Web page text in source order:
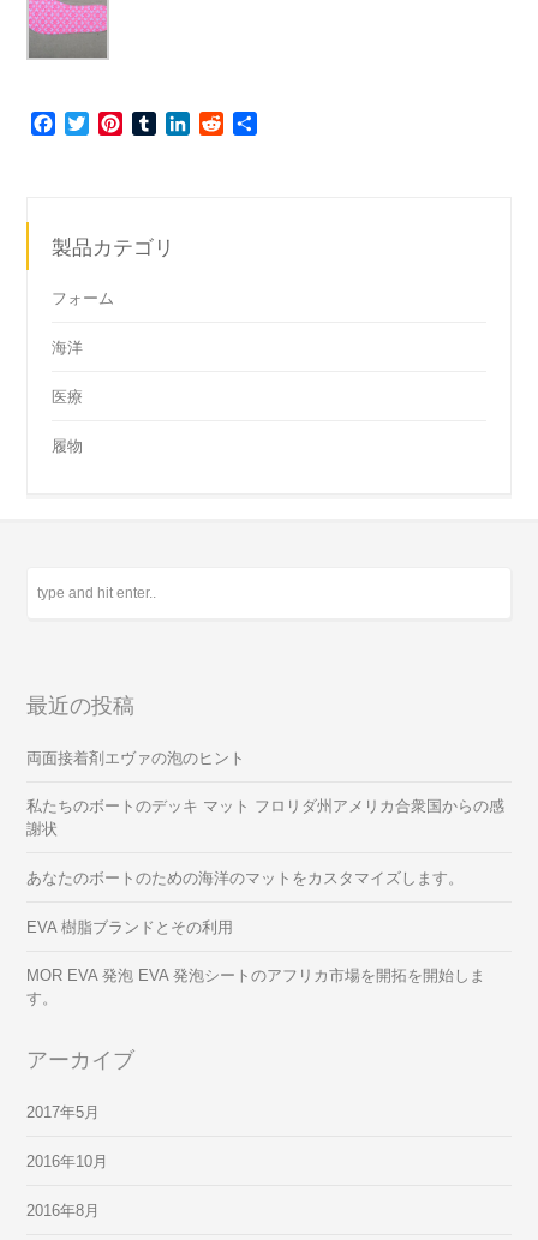
Facebook
TwitterPinterestTumblrLinkedInReddit
製品カテゴリ
フォーム
海洋
医療
履物
最近の投稿
両面接着剤エヴァの泡のヒント
私たちのボートのデッキ マット フロリダ州アメリカ合衆国からの感
謝状
あなたのボートのための海洋のマットをカスタマイズします。
EVA 樹脂ブランドとその利用
MOR EVA 発泡 EVA 発泡シートのアフリカ市場を開拓を開始しま
す。
アーカイブ
2017年5月
2016年10月
2016年8月